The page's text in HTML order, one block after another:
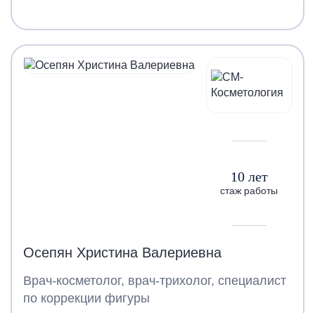
10 лет
стаж работы
Осепян Христина Валериевна
Врач-косметолог, врач-трихолог, специалист
по коррекции фигуры